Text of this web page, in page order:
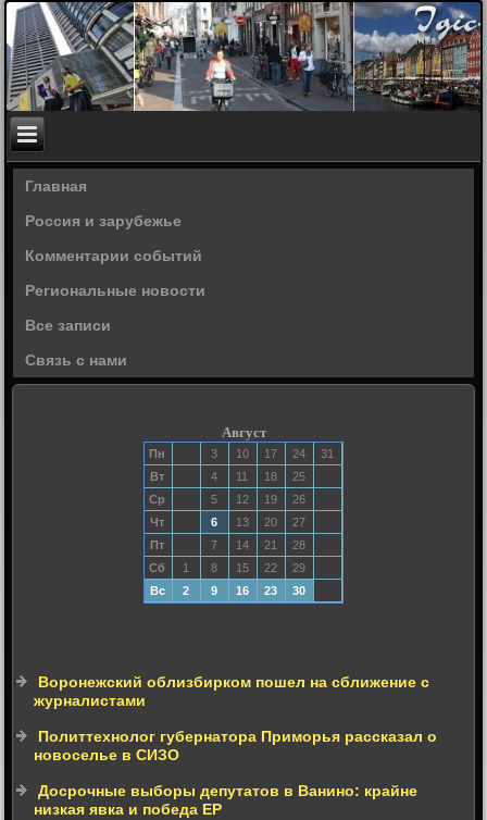
Главная
Россия и зарубежье
Комментарии событий
Региональные новости
Все записи
Связь с нами
Август
Пн 3 10 17 24
31
Вт
4 11 18
25
Ср
5 12 19
26
Чт
6 13 20
27
Пт
7 14 21
28
Сб
1 8 15 22
29
Вс
2 9 16 23 30
Воронежский облизбирком пошел на сближение с
журналистами
Политтехнолог губернатора Приморья рассказал о
новоселье в СИЗО
Досрочные выборы депутатов в Ванино: крайне
низкая явка и победа ЕР